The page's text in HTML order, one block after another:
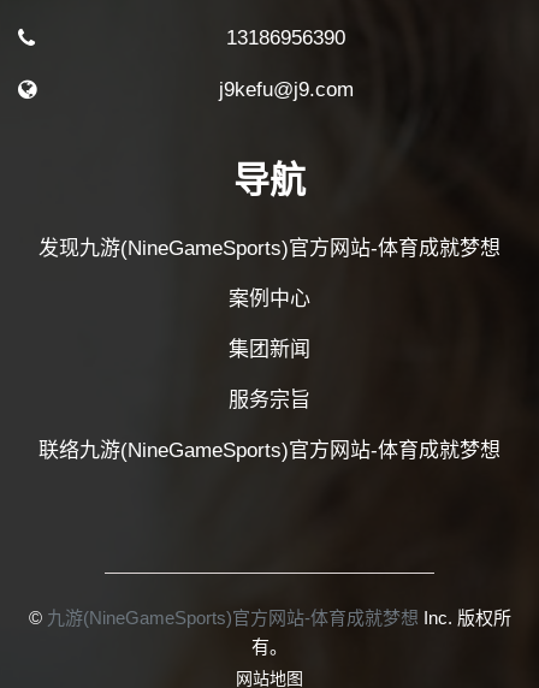
13186956390
j9kefu@j9.com
导航
发现九游(NineGameSports)官方网站-体育成就梦想
案例中心
集团新闻
服务宗旨
联络九游(NineGameSports)官方网站-体育成就梦想
© 九游(NineGameSports)官方网站-体育成就梦想 Inc. 版权所
有。
网站地图